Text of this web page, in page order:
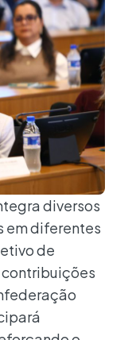
diversos
em diferentes
de